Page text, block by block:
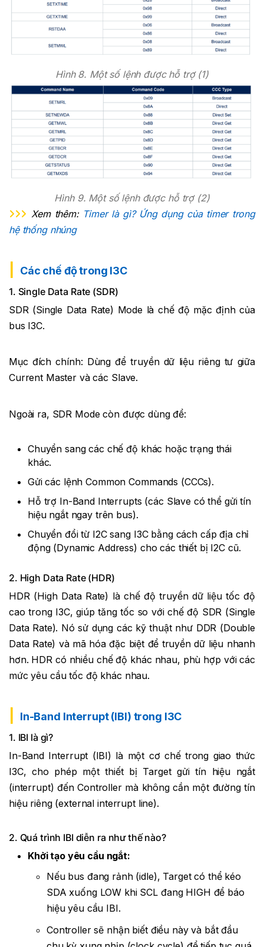
Hình 8. Một số lệnh được hỗ trợ (1)
Hình 9. Một số lệnh được hỗ trợ (2)
Xem thêm: Timer là gì? Ứng dụng của timer trong
hệ thống nhúng
Các chế độ trong I3C
1. Single Data Rate (SDR)
SDR (Single Data Rate) Mode là chế độ mặc định của
bus I3C.
Mục đích chính: Dùng để truyền dữ liệu riêng tư giữa
Current Master và các Slave.
Ngoài ra, SDR Mode còn được dùng để:
Chuyển sang các chế độ khác hoặc trạng thái
khác.
Gửi các lệnh Common Commands (CCCs).
Hỗ trợ In-Band Interrupts (các Slave có thể gửi tín
hiệu ngắt ngay trên bus).
Chuyển đổi từ I2C sang I3C bằng cách cấp địa chỉ
động (Dynamic Address) cho các thiết bị I2C cũ.
2. High Data Rate (HDR)
HDR (High Data Rate) là chế độ truyền dữ liệu tốc độ
cao trong I3C, giúp tăng tốc so với chế độ SDR (Single
Data Rate). Nó sử dụng các kỹ thuật như DDR (Double
Data Rate) và mã hóa đặc biệt để truyền dữ liệu nhanh
hơn. HDR có nhiều chế độ khác nhau, phù hợp với các
mức yêu cầu tốc độ khác nhau.
In-Band Interrupt (IBI) trong I3C
1. IBI là gì?
In-Band Interrupt (IBI) là một cơ chế trong giao thức
I3C, cho phép một thiết bị Target gửi tín hiệu ngắt
(interrupt) đến Controller mà không cần một đường tín
hiệu riêng (external interrupt line).
2. Quá trình IBI diễn ra như thế nào?
Khởi tạo yêu cầu ngắt:
Nếu bus đang rảnh (idle), Target có thể kéo
SDA xuống LOW khi SCL đang HIGH để báo
hiệu yêu cầu IBI.
Controller sẽ nhận biết điều này và bắt đầu